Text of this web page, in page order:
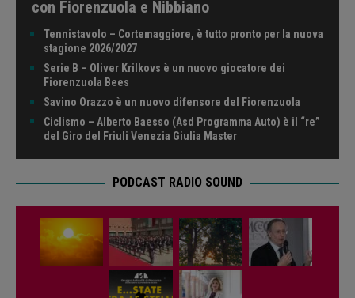
con Fiorenzuola e Nibbiano
Tennistavolo – Cortemaggiore, è tutto pronto per la nuova
stagione 2026/2027
Serie B – Oliver Krilkovs è un nuovo giocatore dei
Fiorenzuola Bees
Savino Orazzo è un nuovo difensore del Fiorenzuola
Ciclismo – Alberto Baesso (Asd Programma Auto) è il “re”
del Giro del Friuli Venezia Giulia Master
PODCAST RADIO SOUND